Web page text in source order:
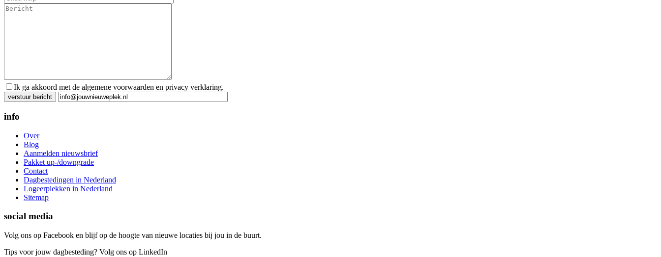
Ik ga akkoord met de algemene voorwaarden en privacy verklaring.
Gelieve dit veld leeg te laten.
info
Over
Blog
Aanmelden nieuwsbrief
Pakket up-/downgrade
Contact
Dagbestedingen in Nederland
Logeerplekken in Nederland
Sitemap
social media
Volg ons op Facebook en blijf op de hoogte van nieuwe locaties bij jou in de buurt.
Tips voor jouw dagbesteding? Volg ons op LinkedIn